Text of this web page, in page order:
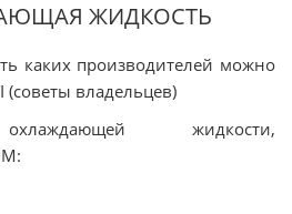
ЖИДКОСТЬ
каких производителей можно
(советы владельцев)
жидкости,